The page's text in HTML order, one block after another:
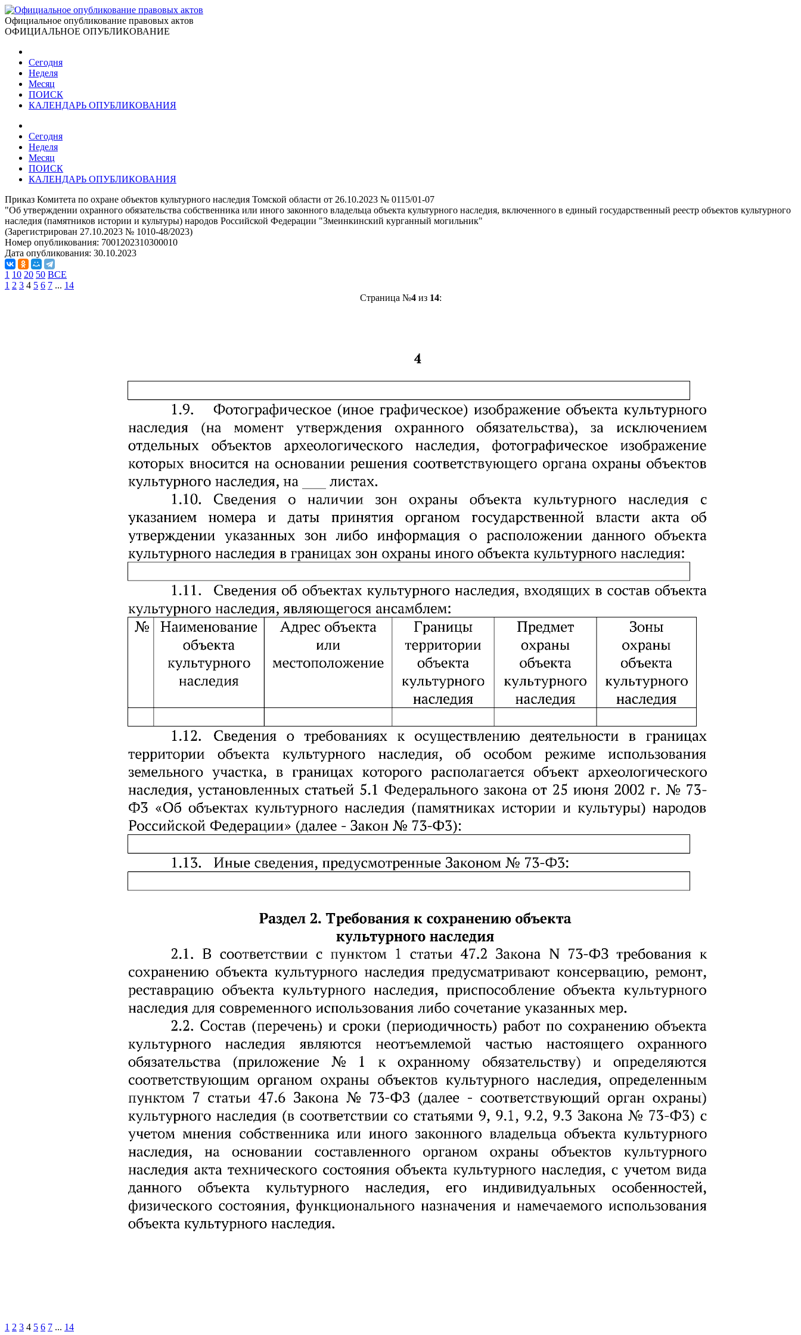
Официальное опубликование правовых актов
ОФИЦИАЛЬНОЕ ОПУБЛИКОВАНИЕ
Сегодня
Неделя
Месяц
ПОИСК
КАЛЕНДАРЬ ОПУБЛИКОВАНИЯ
Сегодня
Неделя
Месяц
ПОИСК
КАЛЕНДАРЬ ОПУБЛИКОВАНИЯ
Приказ Комитета по охране объектов культурного наследия Томской области от 26.10.2023 № 0115/01-07
"Об утверждении охранного обязательства собственника или иного законного владельца объекта культурного наследия, включенного в единый государственный реестр объектов культурного
наследия (памятников истории и культуры) народов Российской Федерации "Змеинкинский курганный могильник"
(Зарегистрирован 27.10.2023 № 1010-48/2023)
Номер опубликования: 7001202310300010
Дата опубликования: 30.10.2023
1 10 20 50 ВСЕ
1 2 3 4 5 6 7 ... 14
Страница №4из 14:
1 2 3 4 5 6 7 ... 14